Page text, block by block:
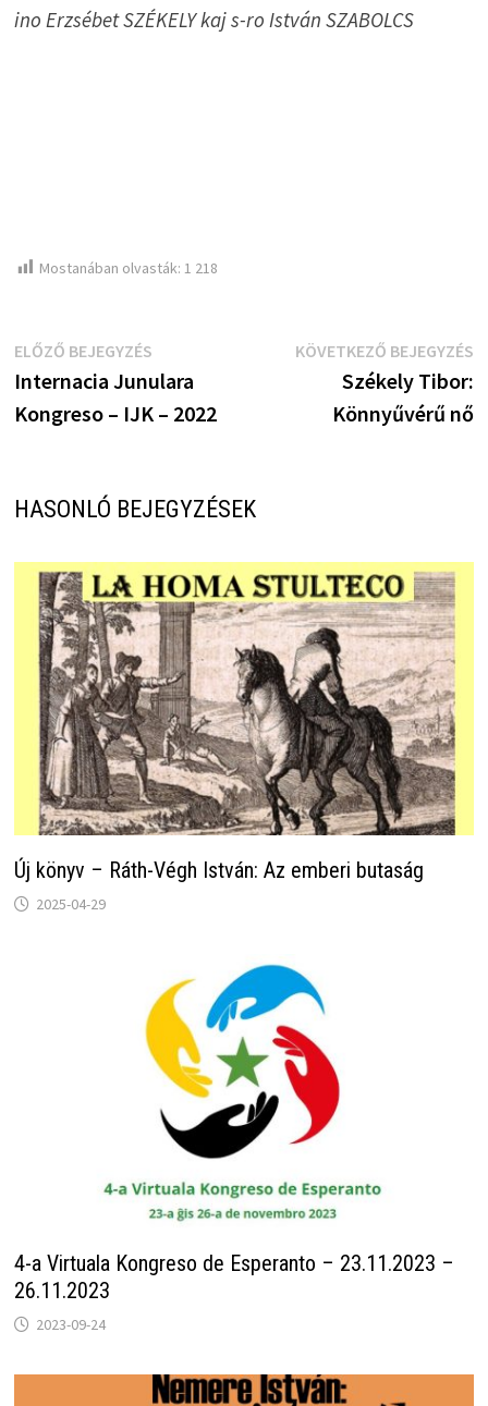
ino Erzsébet SZÉKELY kaj s-ro István SZABOLCS
Mostanában olvasták: 1 218
Bejegyzés
navigáció
ELŐZŐ BEJEGYZÉSElőző
bejegyzés:
Internacia Junulara
Kongreso – IJK – 2022
KÖVETKEZŐ BEJEGYZÉS
Székely Tibor:
Könnyűvérű nő
HASONLÓ BEJEGYZÉSEK
Új könyv – Ráth-Végh István: Az emberi butaság
2025-04-29
4-a Virtuala Kongreso de Esperanto – 23.11.2023 –
26.11.2023
2023-09-24